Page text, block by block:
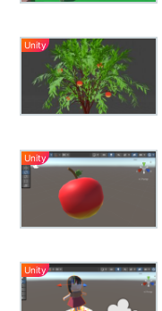
Unity
Unity
Unity